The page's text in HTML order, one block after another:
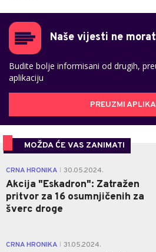
Naše vijesti ne
Budite bolje informisani od drugih,
aplikaciju
PREUZMI
MOŽDA ĆE VAS ZANIMATI
CRNA HRONIKA 30.05.2024.
Akcija "Eskadron": Zatražen
pritvor za 16 osumnjičenih za
šverc droge
CRNA HRONIKA 31.05.2024.